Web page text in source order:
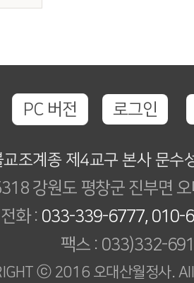
PC 버전 로그인
교조계종 제4교구 본사 문수
강원도 평창군 진부면
전화 : 033-339-6777, 010-
팩스 : 033)332-
ⓒ 2016 오대산월정사.